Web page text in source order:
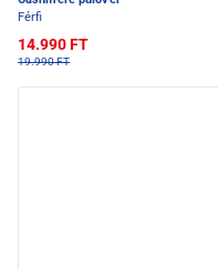
Férfi
14.990 FT
19.990 FT